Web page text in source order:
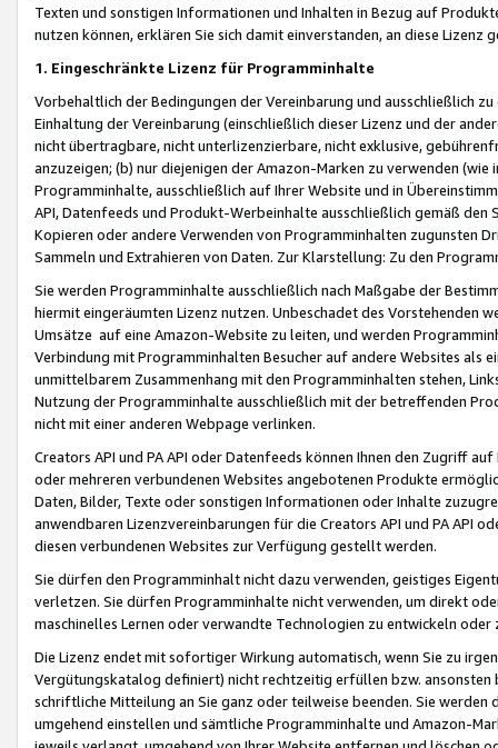
Texten und sonstigen Informationen und Inhalten in Bezug auf
nutzen können, erklären Sie sich damit einverstanden, an diese Lizenz
1. Eingeschränkte Lizenz für Programminhalte
Vorbehaltlich der Bedingungen der Vereinbarung und ausschließlich
Einhaltung der Vereinbarung (einschließlich dieser Lizenz und der
nicht übertragbare, nicht unterlizenzierbare, nicht exklusive,
anzuzeigen; (b) nur diejenigen der Amazon-Marken zu verwenden
Programminhalte, ausschließlich auf Ihrer Website und in
API, Datenfeeds und Produkt-Werbeinhalte ausschließlich gemäß
Kopieren oder andere Verwenden von Programminhalten zugunsten
Sammeln und Extrahieren von Daten. Zur Klarstellung: Zu den
Sie werden Programminhalte ausschließlich nach Maßgabe der
hiermit eingeräumten Lizenz nutzen. Unbeschadet des Vorstehenden
Umsätze auf eine Amazon-Website zu leiten, und werden
Verbindung mit Programminhalten Besucher auf andere Websites als
unmittelbarem Zusammenhang mit den Programminhalten stehen,
Nutzung der Programminhalte ausschließlich mit der betreffenden
nicht mit einer anderen Webpage verlinken.
Creators API und PA API oder Datenfeeds können Ihnen den Zugriff
oder mehreren verbundenen Websites angebotenen Produkte
Daten, Bilder, Texte oder sonstigen Informationen oder Inhalte
anwendbaren Lizenzvereinbarungen für die Creators API und PA API
diesen verbundenen Websites zur Verfügung gestellt werden.
Sie dürfen den Programminhalt nicht dazu verwenden, geistiges
verletzen. Sie dürfen Programminhalte nicht verwenden, um direkt
maschinelles Lernen oder verwandte Technologien zu entwickeln
Die Lizenz endet mit sofortiger Wirkung automatisch, wenn Sie zu
Vergütungskatalog definiert) nicht rechtzeitig erfüllen bzw. ansonsten
schriftliche Mitteilung an Sie ganz oder teilweise beenden. Sie werden
umgehend einstellen und sämtliche Programminhalte und Amazon-